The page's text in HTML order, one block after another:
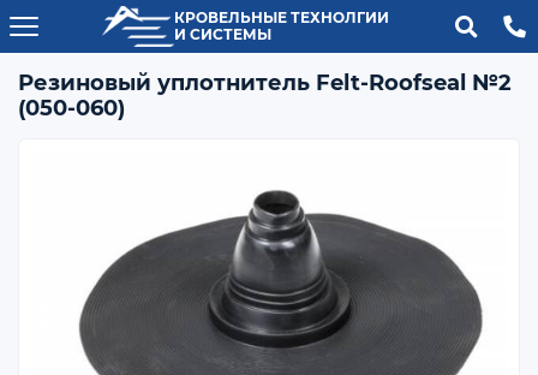
КРОВЕЛЬНЫЕ ТЕХНОЛГИИ
И СИСТЕМЫ
Резиновый уплотнитель Felt-Roofseal №2
(050-060)